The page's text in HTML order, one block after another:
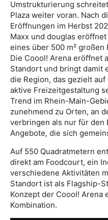
Umstrukturierung
Plaza weiter voran. Nach
Eröffnungen im Herbst
Maxx und douglas
eines über 500 m²
Die Coool! Arena eröffnet
Standort und bringt damit
die Region, das gezielt
aktive Freizeitgestaltung
Trend im Rhein-Main-
zunehmend zu Orten, an
verbringen als nur für den
Angebote, die sich
Auf 550 Quadratmetern
direkt am Foodcourt, ein
verschiedene Aktivitäten
Standort ist als Flagship-
Konzept der Coool! Arena
Kombination.